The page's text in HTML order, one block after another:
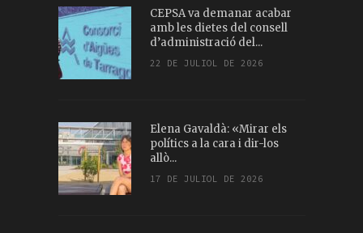
CEPSA va demanar acabar
amb les dietes del consell
d’administració del...
22 DE JULIOL DE 2026
Elena Gavaldà: «Mirar els
polítics a la cara i dir-los
allò...
17 DE JULIOL DE 2026